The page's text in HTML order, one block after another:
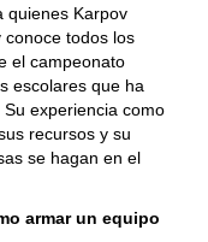
quienes Karpov
conoce todos los
el campeonato
escolares que ha
experiencia como
recursos y su
se hagan en el
armar un equipo